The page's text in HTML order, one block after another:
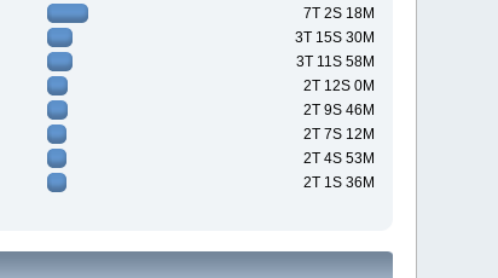
7T 2S 18M
3T 15S 30M
3T 11S 58M
2T 12S 0M
2T 9S 46M
2T 7S 12M
2T 4S 53M
2T 1S 36M